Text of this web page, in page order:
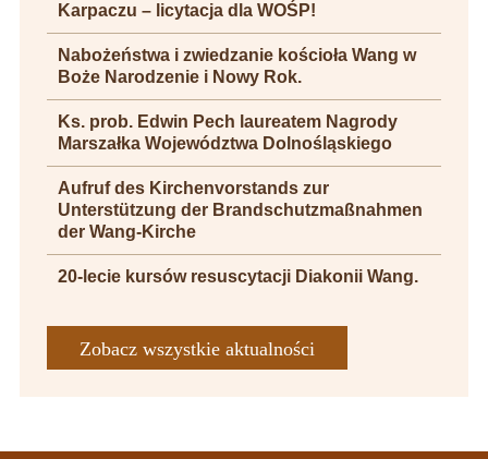
Karpaczu – licytacja dla WOŚP!
Nabożeństwa i zwiedzanie kościoła Wang w
Boże Narodzenie i Nowy Rok.
Ks. prob. Edwin Pech laureatem Nagrody
Marszałka Województwa Dolnośląskiego
Aufruf des Kirchenvorstands zur
Unterstützung der Brandschutzmaßnahmen
der Wang-Kirche
20-lecie kursów resuscytacji Diakonii Wang.
Zobacz wszystkie aktualności